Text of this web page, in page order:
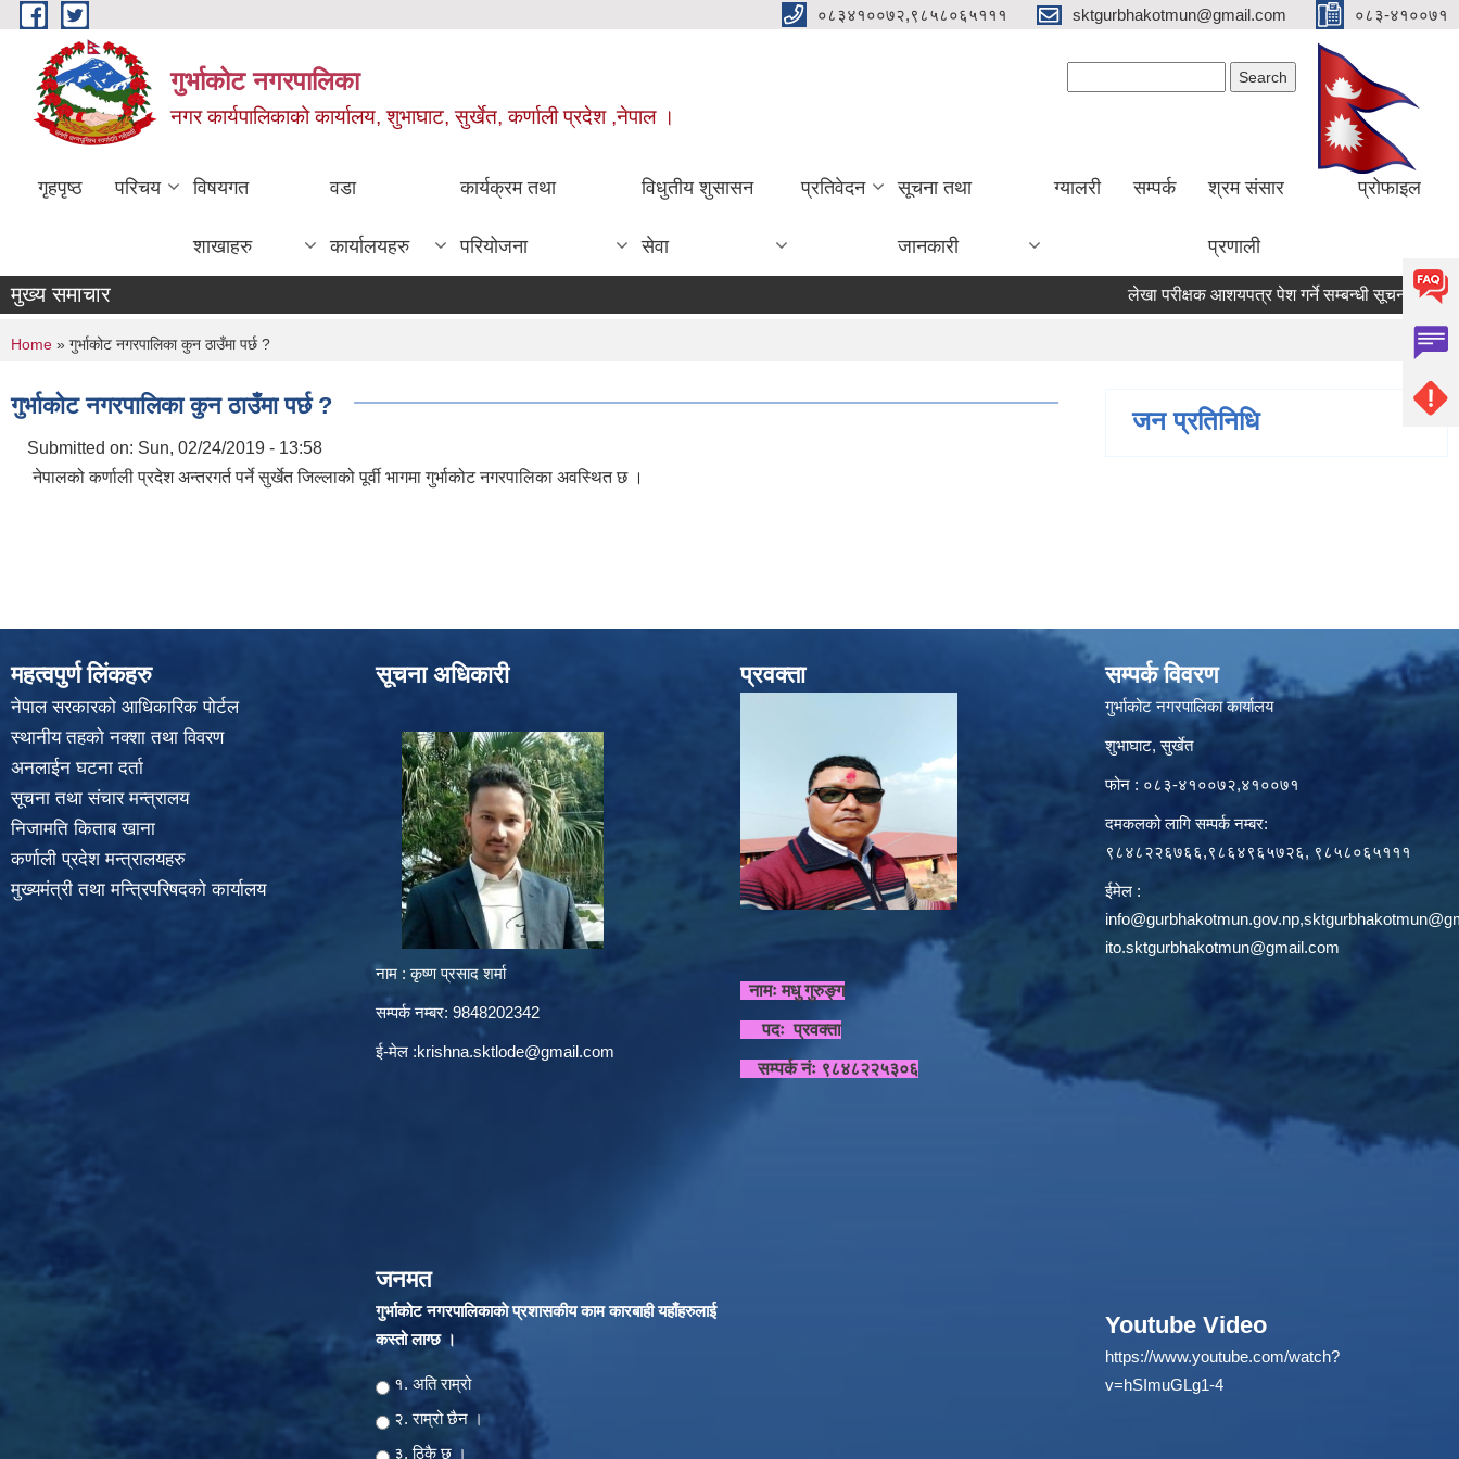
Skip to main content ०८३४१००७२,९८५८०६५१११ sktgurbhakotmun@gmail.com ०८३-४१००७१
गुर्भाकोट नगरपालिका
नगर कार्यपालिकाको कार्यालय, शुभाघाट, सुर्खेत, कर्णाली प्रदेश ,नेपाल ।
गृहपृष्ठ परिचय विषयगत
शाखाहरु
वडा
कार्यालयहरु
कार्यक्रम तथा
परियोजना
विधुतीय शुसासन
सेवा
प्रतिवेदन सूचना तथा
जानकारी
ग्यालरी सम्पर्क श्रम संसार
प्रणाली
प्रोफाइल
मुख्य समाचार लेखा परीक्षक आशयपत्र पेश गर्ने सम्बन्धी सूचना ।
You are here
Home » गुर्भाकोट नगरपालिका कुन ठाउँमा पर्छ ?
गुर्भाकोट नगरपालिका कुन ठाउँमा पर्छ ?
Submitted on: Sun, 02/24/2019 - 13:58
नेपालको कर्णाली प्रदेश अन्तरगर्त पर्ने सुर्खेत जिल्लाको पूर्वी भागमा गुर्भाकोट नगरपालिका अवस्थित छ ।
जन प्रतिनिधि
महत्वपुर्ण लिंकहरु
नेपाल सरकारको आधिकारिक पोर्टल
स्थानीय तहको नक्शा तथा विवरण
अनलाईन घटना दर्ता
सूचना तथा संचार मन्त्रालय
निजामति किताब खाना
कर्णाली प्रदेश मन्त्रालयहरु
मुख्यमंत्री तथा मन्त्रिपरिषदको कार्यालय
सूचना अधिकारी
नाम : कृष्ण प्रसाद शर्मा
सम्पर्क नम्बर: 9848202342
ई-मेल :krishna.sktlode@gmail.com
जनमत
गुर्भाकोट नगरपालिकाकाे प्रशासकीय काम कारबाही यहाँहरुलाई
कस्तो लाग्छ ।
Choices
१. अति राम्रो
२‍‍. राम्रो छैन ।
३. ठिकै छ ।
प्रवक्ता
नामः मधु गुरुङ्ग
पदः प्रवक्ता
सम्पर्क नंः ९८४८२२५३०६
सम्पर्क विवरण
गुर्भाकोट नगरपालिका कार्यालय
शुभाघाट, सुर्खेत
फोन : ०८३-४१००७२,४१००७१
दमकलको लागि सम्पर्क नम्बर:
९८४८२२६७६६,९८६४९६५७२६, ९८५८०६५१११
ईमेल :
info@gurbhakotmun.gov.np,
ito.sktgurbhakotmun@gmail.com
Youtube Video
https://www.youtube.com/watch?
v=hSImuGLg1-4